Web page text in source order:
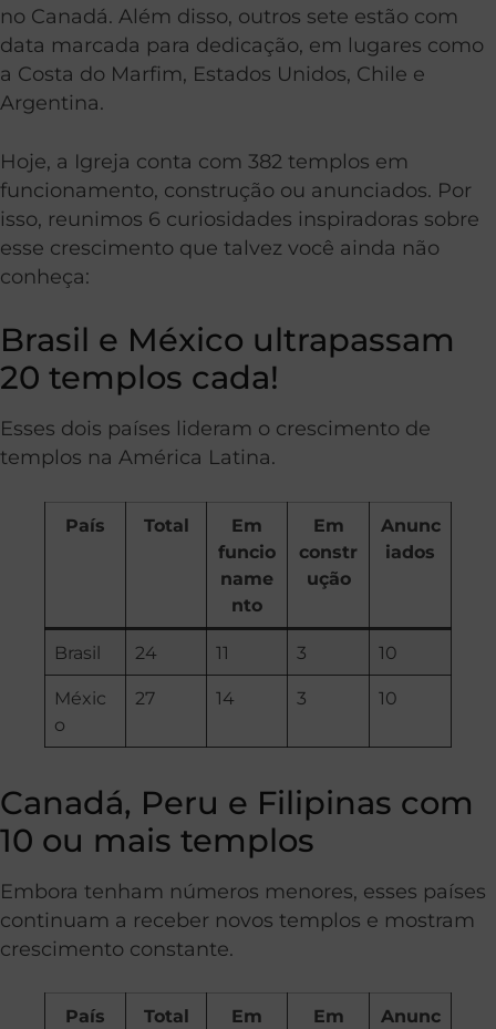
no Canadá. Além disso, outros sete estão com
data marcada para dedicação, em lugares como
a Costa do Marfim, Estados Unidos, Chile e
Argentina.
Hoje, a Igreja conta com 382 templos em
funcionamento, construção ou anunciados. Por
isso, reunimos 6 curiosidades inspiradoras sobre
esse crescimento que talvez você ainda não
conheça:
Brasil e México ultrapassam
20 templos cada!
Esses dois países lideram o crescimento de
templos na América Latina.
País Total
Em
funcio
name
nto
Em
constr
ução
Anunc
iados
Brasil 24 11 3 10
Méxic
o
27 14 3 10
Canadá, Peru e Filipinas com
10 ou mais templos
Embora tenham números menores, esses países
continuam a receber novos templos e mostram
crescimento constante.
País Total
Em
Em
Anunc